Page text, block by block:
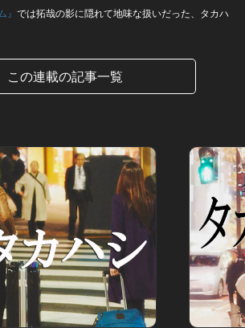
』 では拓哉の影に隠れて地味な扱いだった、タカハ
この連載の記事一覧